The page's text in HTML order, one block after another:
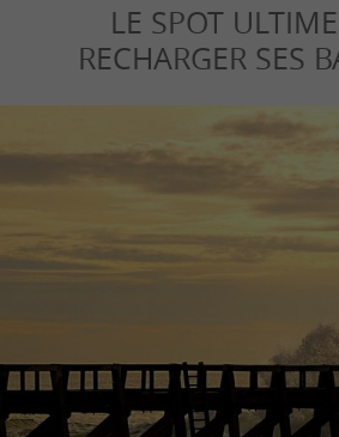
LE SPOT
RECHARGER SES